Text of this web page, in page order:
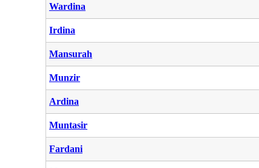
Wardina
Irdina
Mansurah
Munzir
Ardina
Muntasir
Fardani